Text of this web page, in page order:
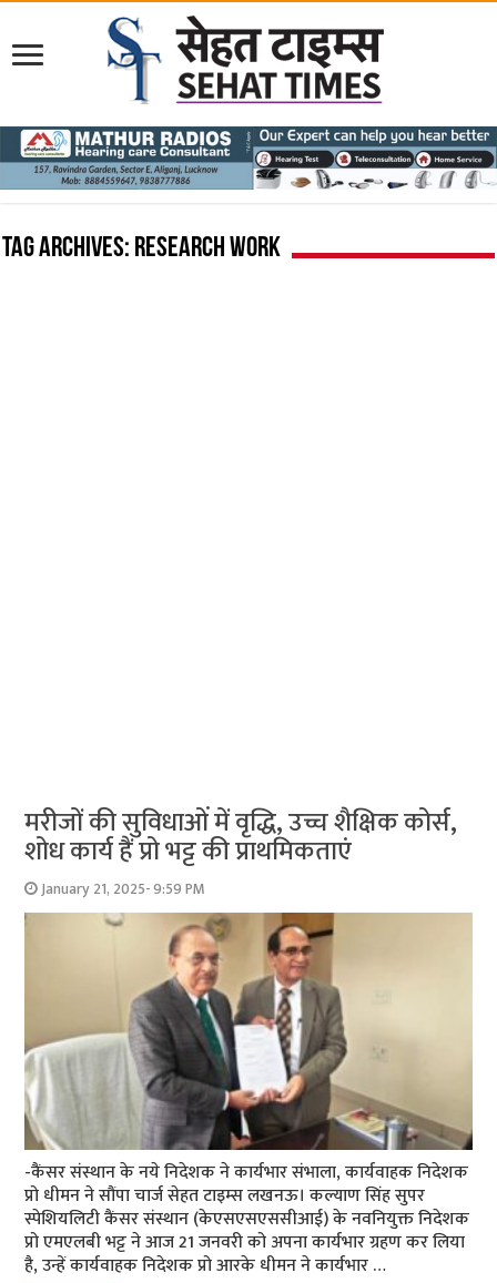
Tag Archives: research work
मरीजों की सुविधाओं में वृद्धि, उच्च शैक्षिक कोर्स,
शोध कार्य हैं प्रो भट्ट की प्राथमिकताएं
January 21, 2025- 9:59 PM
-कैंसर संस्थान के नये निदेशक ने कार्यभार संभाला, कार्यवाहक निदेशक
प्रो धीमन ने सौंपा चार्ज सेहत टाइम्स लखनऊ। कल्याण सिंह सुपर
स्पेशियलिटी कैंसर संस्थान (केएसएसएससीआई) के नवनियुक्त निदेशक
प्रो एमएलबी भट्ट ने आज 21 जनवरी को अपना कार्यभार ग्रहण कर लिया
है, उन्हें कार्यवाहक निदेशक प्रो आरके धीमन ने कार्यभार …